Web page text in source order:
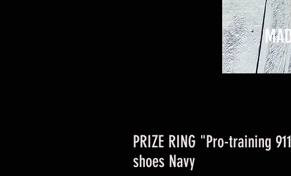
PRIZE RING "Pro-training
shoes Navy